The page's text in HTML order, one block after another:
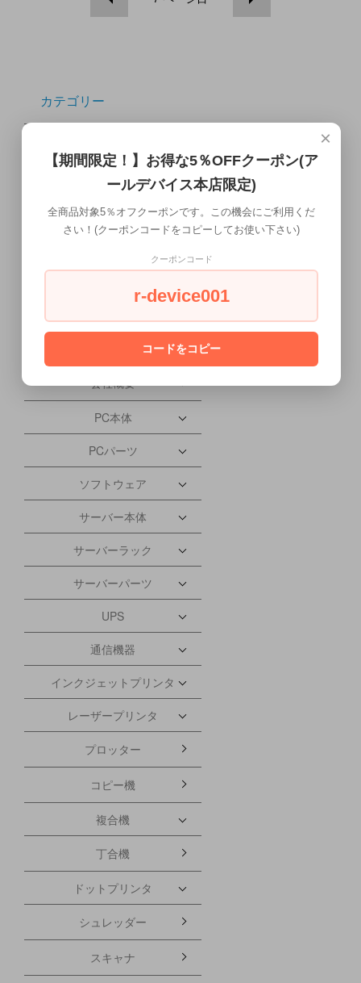
カテゴリー
ブレードサーバー
液晶ディスプレイ
会社概要
PC本体
PCパーツ
ソフトウェア
サーバー本体
サーバーラック
サーバーパーツ
UPS
通信機器
インクジェットプリンタ
レーザープリンタ
プロッター
コピー機
複合機
丁合機
ドットプリンタ
シュレッダー
スキャナ
×
【期間限定！】お得な5％OFFクーポン(ア
ールデバイス本店限定)
全商品対象5％オフクーポンです。この機会にご利用くだ
さい！(クーポンコードをコピーしてお使い下さい)
クーポンコード
r-device001
コードをコピー